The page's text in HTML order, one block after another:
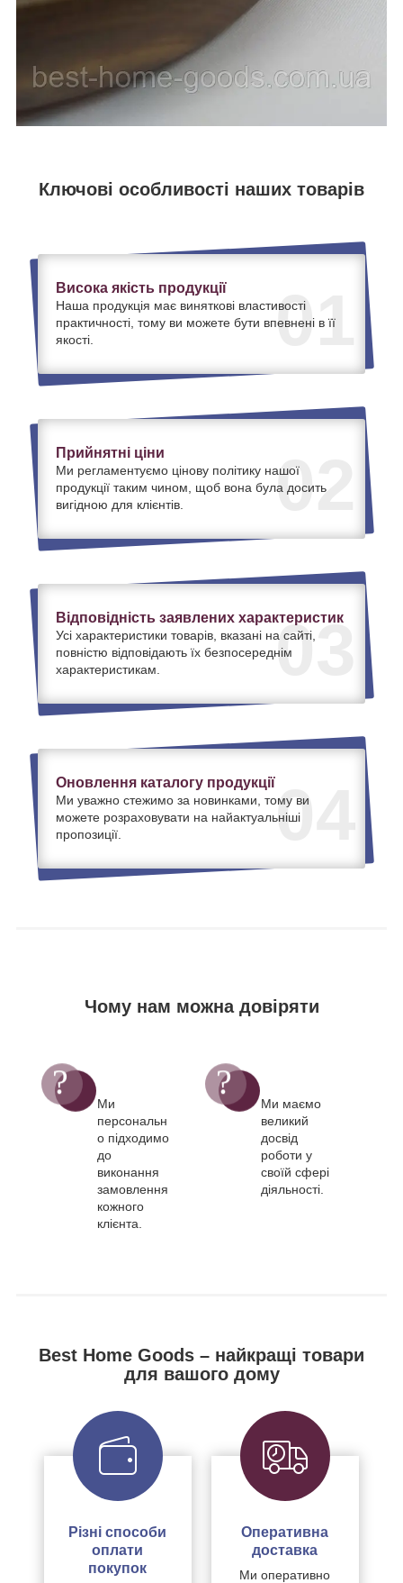
Ключові особливості наших товарів
01
Висока якість продукції
Наша продукція має виняткові властивості
практичності, тому ви можете бути впевнені в її
якості.
02
Прийнятні ціни
Ми регламентуємо цінову політику нашої
продукції таким чином, щоб вона була досить
вигідною для клієнтів.
03
Відповідність заявлених характеристик
Усі характеристики товарів, вказані на сайті,
повністю відповідають їх безпосереднім
характеристикам.
04
Оновлення каталогу продукції
Ми уважно стежимо за новинками, тому ви
можете розраховувати на найактуальніші
пропозиції.
Чому нам можна довіряти
Ми
персональн
о підходимо
до
виконання
замовлення
кожного
клієнта.
Ми маємо
великий
досвід
роботи у
своїй сфері
діяльності.
Best Home Goods – найкращі товари
для вашого дому
Різні способи
оплати
покупок
Оперативна
доставка
Ми оперативно